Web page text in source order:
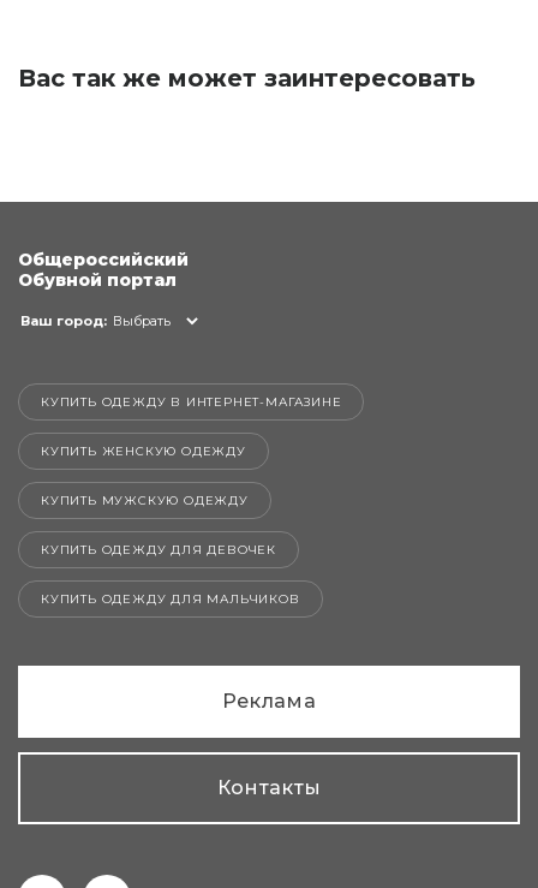
Вас так же может заинтересовать
Общероссийский
Обувной портал
Ваш город: Выбрать
КУПИТЬ ОДЕЖДУ В ИНТЕРНЕТ-МАГАЗИНЕ
КУПИТЬ ЖЕНСКУЮ ОДЕЖДУ
КУПИТЬ МУЖСКУЮ ОДЕЖДУ
КУПИТЬ ОДЕЖДУ ДЛЯ ДЕВОЧЕК
КУПИТЬ ОДЕЖДУ ДЛЯ МАЛЬЧИКОВ
Реклама
Контакты